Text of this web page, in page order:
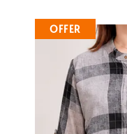
OFFER